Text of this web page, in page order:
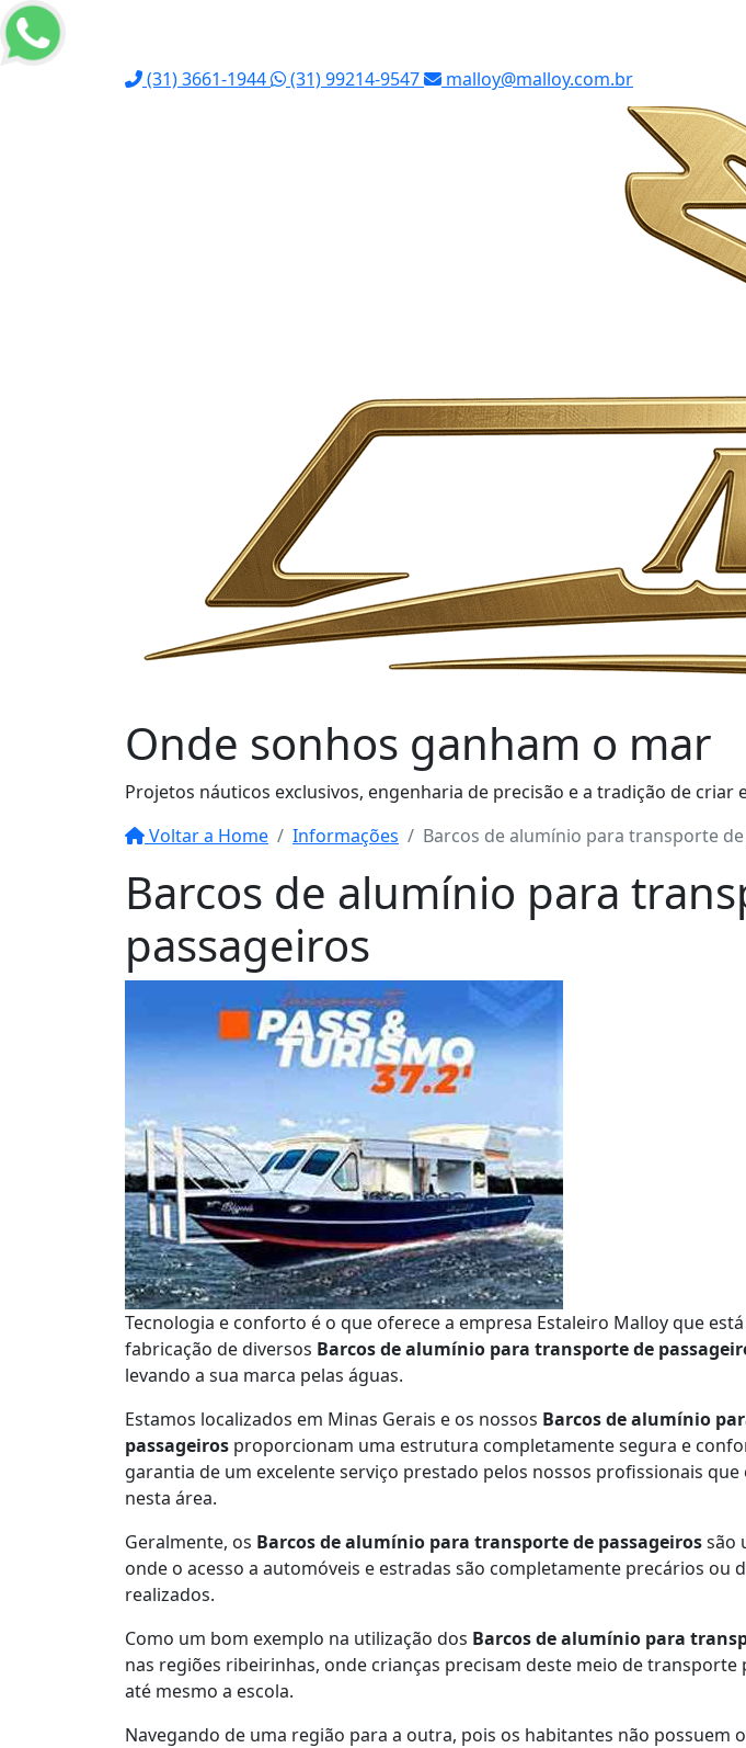
(31) 3661-1944 (31) 99214-9547 malloy@malloy.com.br
Onde sonhos ganham o mar
Projetos náuticos exclusivos, engenharia de precisão e a tradição de criar
Voltar a Home
Informações Barcos de alumínio para transporte
Barcos de alumínio para
passageiros
Tecnologia e conforto é o que oferece a empresa Estaleiro Malloy que
fabricação de diversos Barcos de alumínio para transporte de
levando a sua marca pelas águas.
Estamos localizados em Minas Gerais e os nossos Barcos de alumínio
passageiros proporcionam uma estrutura completamente segura e
garantia de um excelente serviço prestado pelos nossos profissionais que
nesta área.
Geralmente, os Barcos de alumínio para transporte de passageirossão
onde o acesso a automóveis e estradas são completamente precários ou
realizados.
Como um bom exemplo na utilização dos Barcos de alumínio para
nas regiões ribeirinhas, onde crianças precisam deste meio de
até mesmo a escola.
Navegando de uma região para a outra, pois os habitantes não possuem